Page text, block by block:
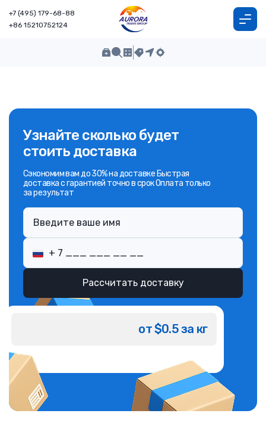
+7 (495) 179-68-88
+86 15210752124
Узнайте сколько будет
стоить доставка
Сэкономим вам до 30% на доставке Быстрая
доставка с гарантией точно в срок Оплата только
за результат
Рассчитать доставку
от $0.5 за кг